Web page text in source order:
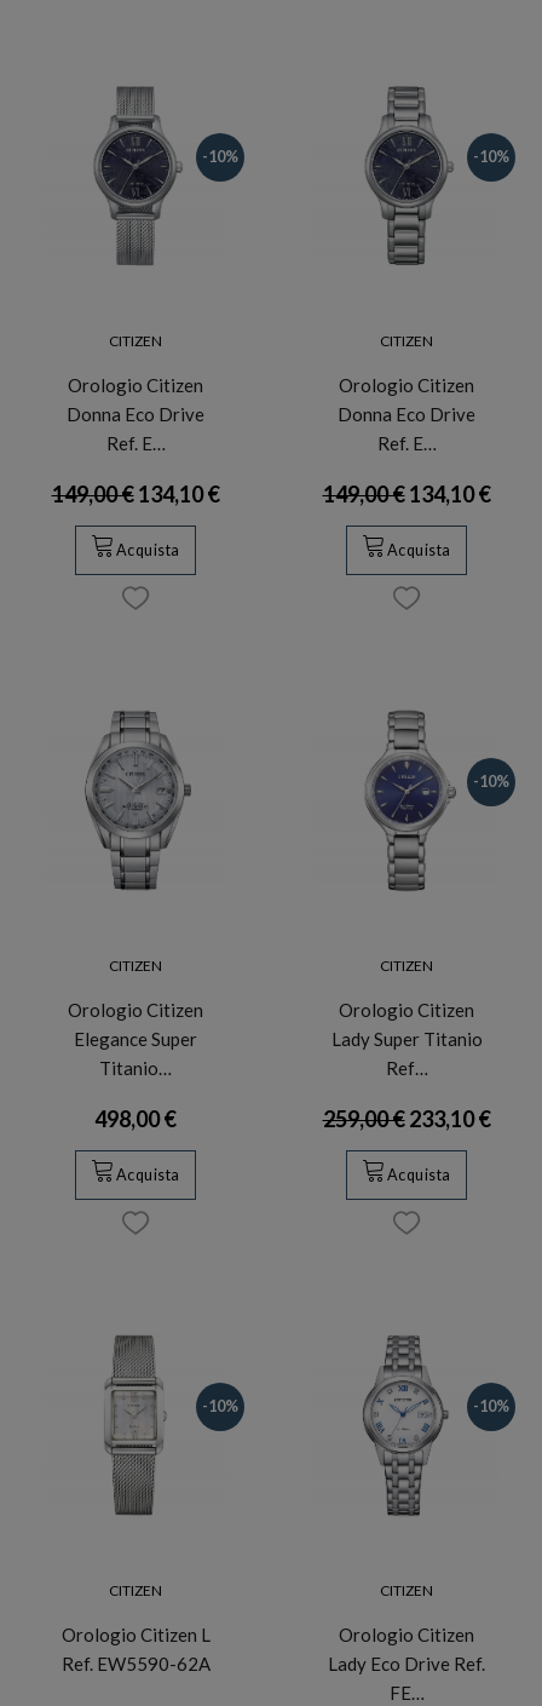
-10%
CITIZEN
Orologio Citizen
Donna Eco Drive
Ref. E…
149,00 €134,10 €
Acquista
-10%
CITIZEN
Orologio Citizen
Donna Eco Drive
Ref. E…
149,00 €134,10 €
Acquista
CITIZEN
Orologio Citizen
Elegance Super
Titanio…
498,00 €
Acquista
-10%
CITIZEN
Orologio Citizen
Lady Super Titanio
Ref…
259,00 €233,10 €
Acquista
-10%
CITIZEN
Orologio Citizen L
Ref. EW5590-62A
-10%
CITIZEN
Orologio Citizen
Lady Eco Drive Ref.
FE…